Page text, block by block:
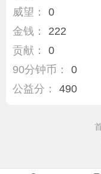
威望：
0
金钱：
222
贡献：
0
90分钟币：
0
公益分：
490